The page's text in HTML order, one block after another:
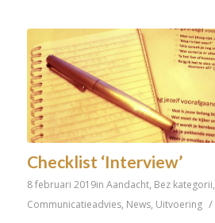
Checklist ‘Interview’
8 februari 2019in Aandacht, Bez kategorii,
Communicatieadvies, News, Uitvoering /